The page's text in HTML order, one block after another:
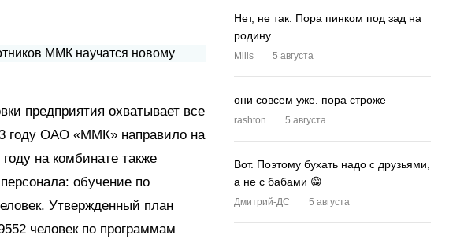
предприятия охватывает все
году ОАО «ММК» направило на
на комбинате также
обучение по
Утвержденный план
человек по программам
Нет, не так. Пора пинком под зад на
родину.
Mills 5 августа
они совсем уже. пора строже
rashton 5 августа
Вот. Поэтому бухать надо с друзьями,
а не с бабами 😁
Дмитрий-ДС 5 августа